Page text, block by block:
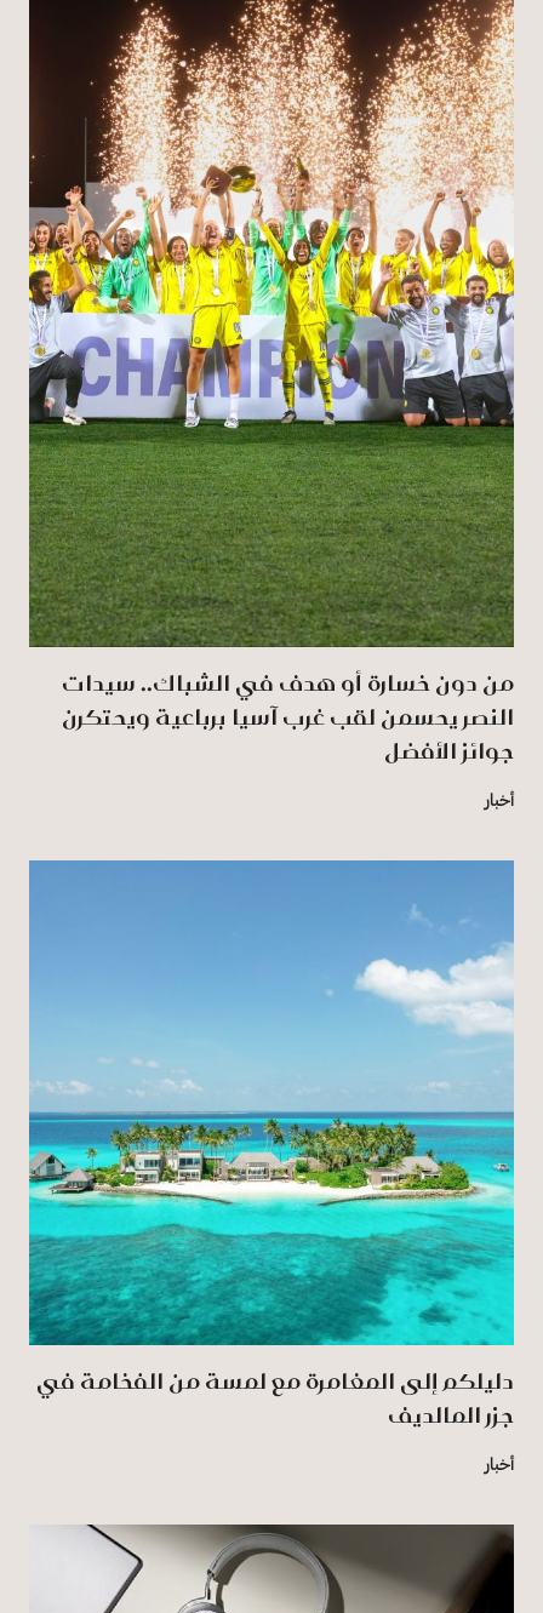
من دون خسارة أو هدف في الشباك.. سيدات
النصر يحسمن لقب غرب آسيا برباعية ويحتكرن
جوائز الأفضل
أخبار
دليلكم إلى المغامرة مع لمسة من الفخامة في
جزر المالديف
أخبار